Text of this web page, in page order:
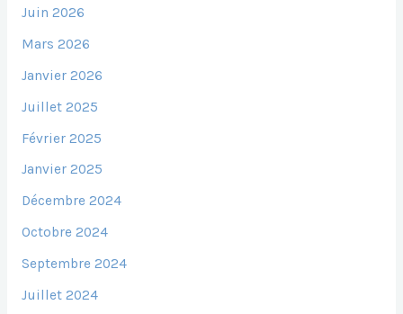
Juin 2026
Mars 2026
Janvier 2026
Juillet 2025
Février 2025
Janvier 2025
Décembre 2024
Octobre 2024
Septembre 2024
Juillet 2024